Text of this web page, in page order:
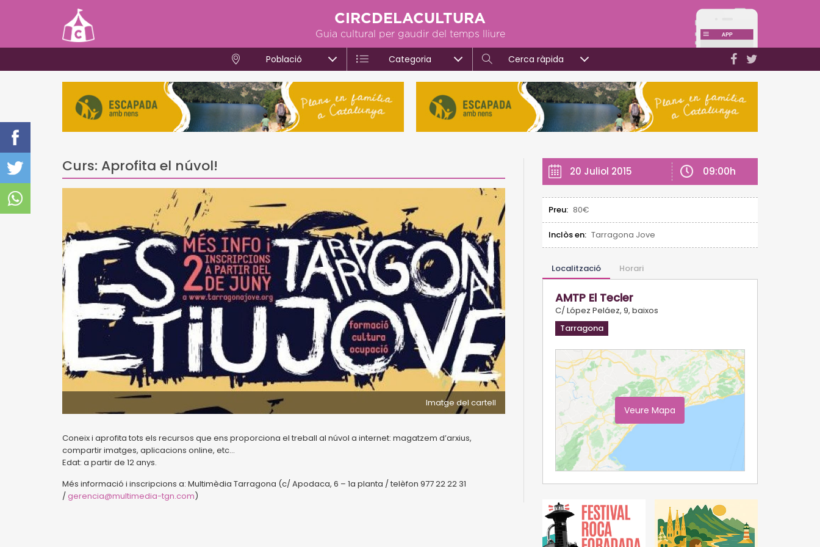
CIRCDELACULTURA
Guia cultural per gaudir del temps lliure
Població Categoria Cerca ràpida
Curs: Aprofita el núvol!
Imatge del cartell
Coneix i aprofita tots els recursos que ens proporciona el treball al núvol a internet: magatzem d’arxius,
compartir imatges, aplicacions online, etc…
Edat: a partir de 12 anys.
Més informació i inscripcions a: Multimèdia Tarragona (c/ Apodaca, 6 – 1a planta / telèfon 977 22 22 31
/gerencia@multimedia-tgn.com)
20 Juliol 2015 09:00h
Preu: 80€
Inclòs en: Tarragona Jove
Localització Horari
AMTP El Tecler
C/ López Peláez, 9, baixos
Tarragona
Veure Mapa